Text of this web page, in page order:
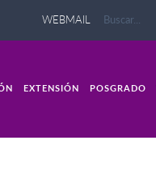
WEBMAIL
EXTENSIÓN POSGRADO